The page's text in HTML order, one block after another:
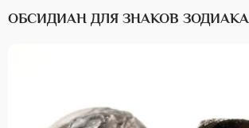
ОБСИДИАН ДЛЯ ЗНАКОВ ЗОДИАКА